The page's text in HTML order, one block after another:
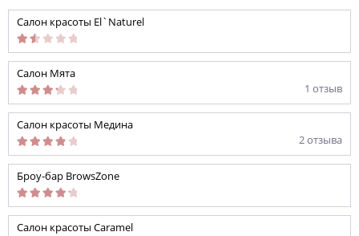
Салон красоты El`Naturel
Салон Мята
1 отзыв
Салон красоты Медина
2 отзыва
Броу-бар BrowsZone
Салон красоты Caramel